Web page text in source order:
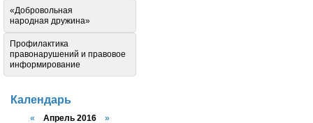
«Добровольная
народная дружина»
Профилактика
правонарушений и правовое
информирование
Календарь
« Апрель 2016 »